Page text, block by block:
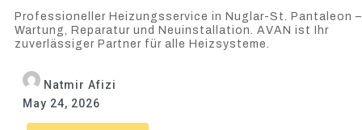
Professioneller Heizungsservice in Nuglar-St. Pantaleon –
Wartung, Reparatur und Neuinstallation. AVAN ist Ihr
zuverlässiger Partner für alle Heizsysteme.
Natmir Afizi
May 24, 2026